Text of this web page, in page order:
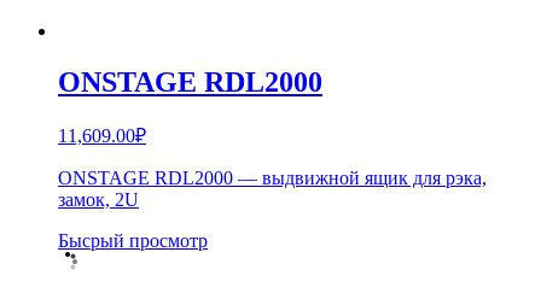
ONSTAGE RDL2000
11,609.00₽
ONSTAGE RDL2000 — выдвижной ящик для рэка,
замок, 2U
Бысрый просмотр